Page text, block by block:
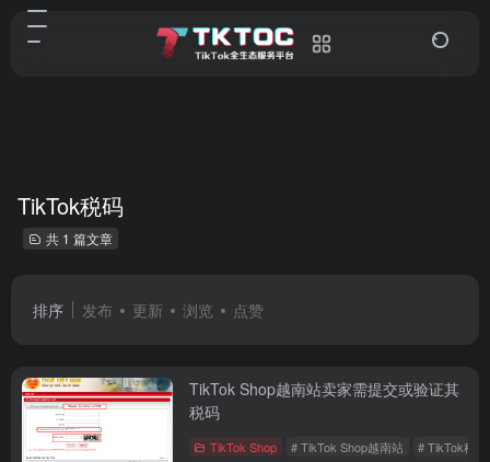
TikTok税码
共 1 篇文章
排序 发布 更新 浏览 点赞
TikTok Shop越南站卖家需提交或验证其
税码
TikTok Shop # TikTok Shop越南站 # TikTok税码